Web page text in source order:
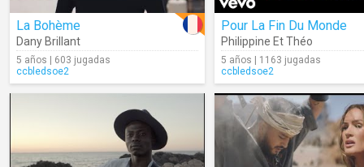
La Bohème
Dany Brillant
5 años | 603 jugadas
ccbledsoe2
Pour La Fin Du Monde
Philippine Et Théo
5 años | 1163 jugadas
ccbledsoe2